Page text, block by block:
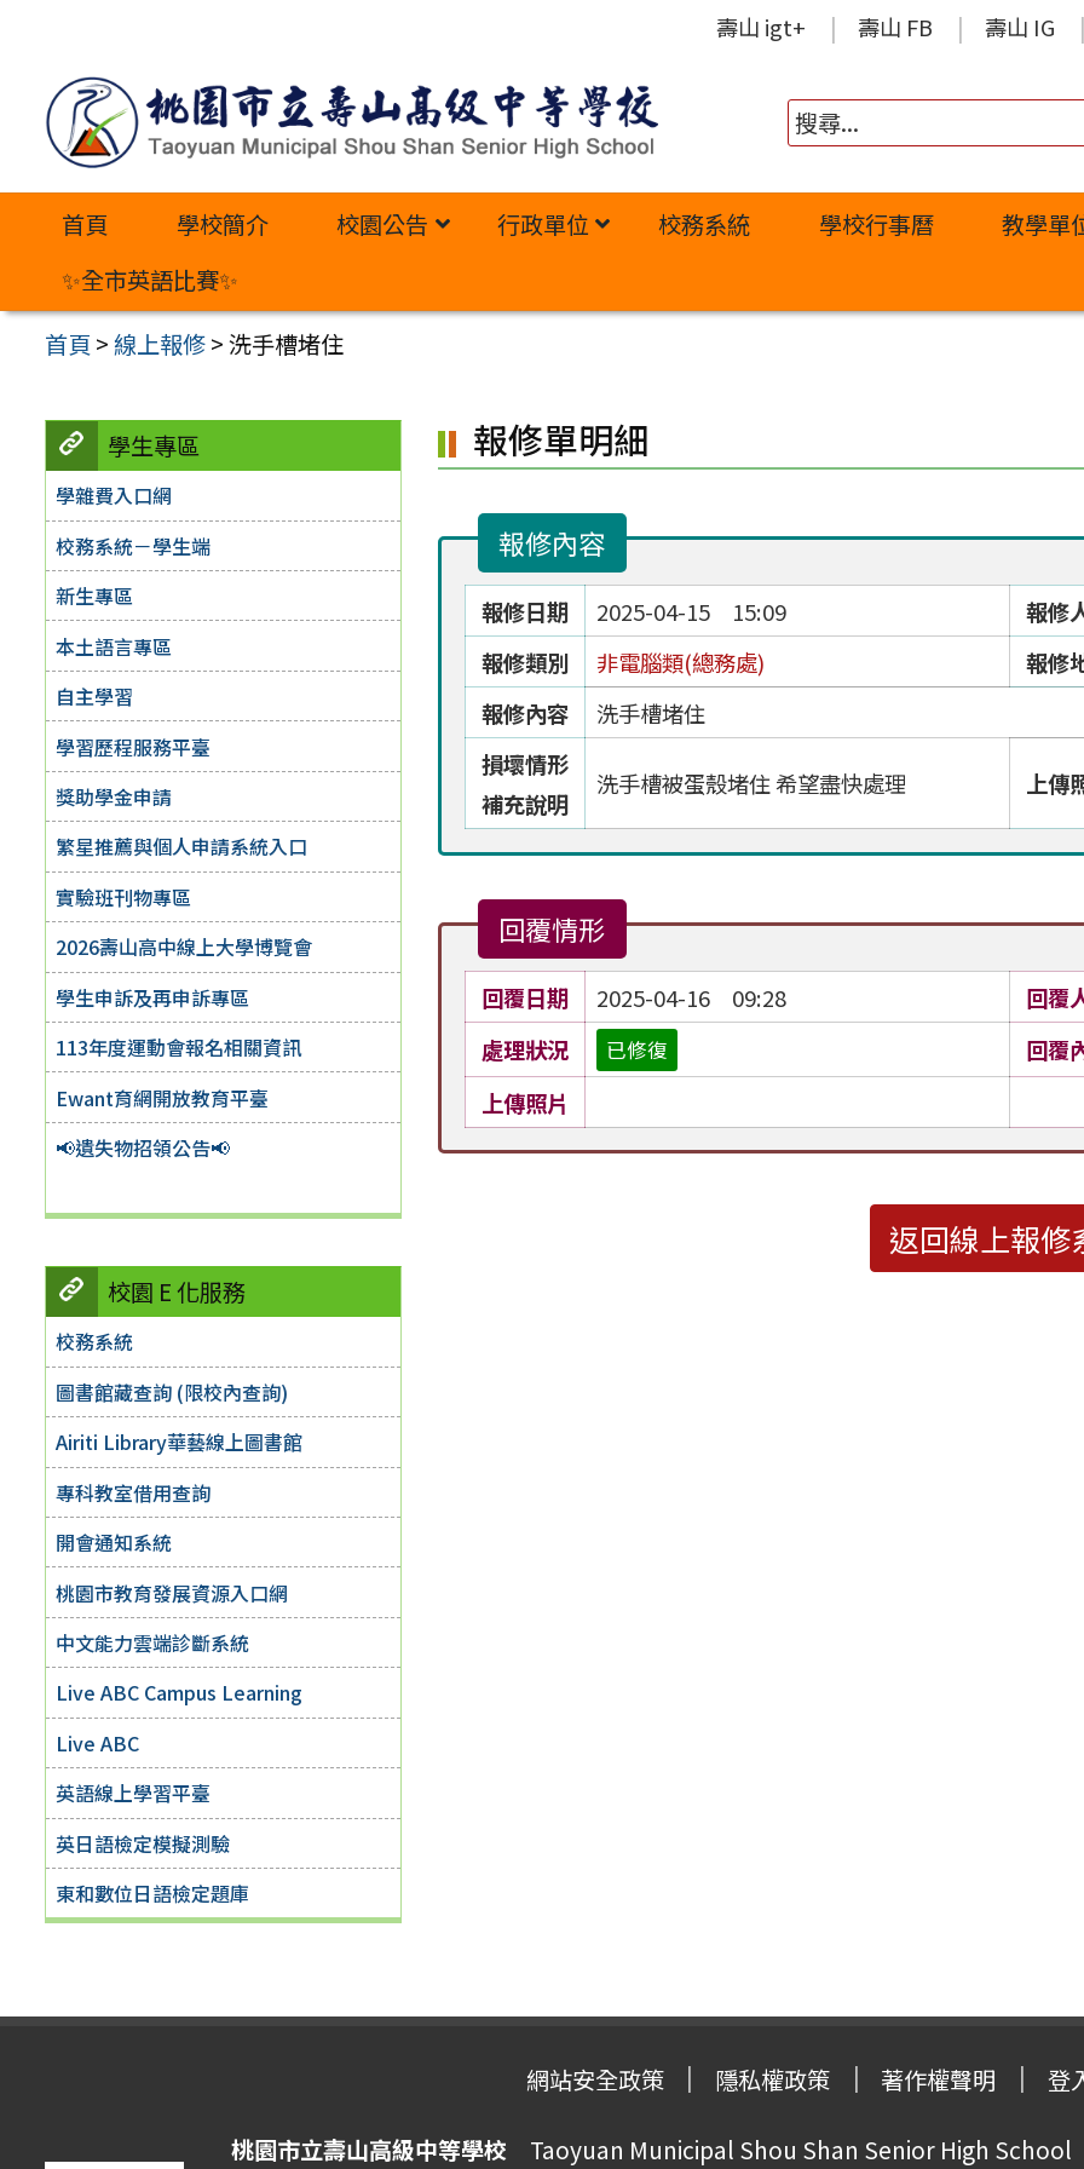
內
壽山 igt+ 壽山 FB 壽山 IG
首頁 學校簡介 校園公告 行政單位 校務系統 學校行事曆
教學單
✨全市英語比賽✨
首頁 >線上報修>洗手槽堵住
學生專區
學雜費入口網
校務系統－學生端
新生專區
本土語言專區
自主學習
學習歷程服務平臺
獎助學金申請
繁星推薦與個人申請系統入口
實驗班刊物專區
2026壽山高中線上大學博覽會
學生申訴及再申訴專區
113年度運動會報名相關資訊
Ewant育網開放教育平臺
📢遺失物招領公告📢
校園 E 化服務
校務系統
圖書館藏查詢 (限校內查詢)
Airiti Library華藝線上圖書館
專科教室借用查詢
開會通知系統
桃園市教育發展資源入口網
中文能力雲端診斷系統
Live ABC Campus Learning
Live ABC
英語線上學習平臺
英日語檢定模擬測驗
東和數位日語檢定題庫
報修單明細
報修內容
報修日期 2025-04-15 15:09
報修
報修類別
非電腦類(總務處)
報修
報修內容
洗手槽堵住
損壞情形
補充說明
洗手槽被蛋殼堵住 希望盡快處理 上傳
回覆情形
回覆日期 2025-04-16 09:28
回覆
處理狀況
已修復
回覆
上傳照片
返回線上報修
網站安全政策 隱私權政策 著作權聲明 登
桃園市立壽山高級中等學校 Taoyuan Municipal Shou Shan Senior High School